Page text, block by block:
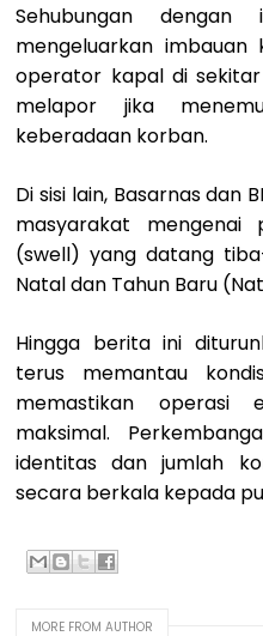
Sehubungan
mengeluarkan
operator kapal di
melapor jika
keberadaan korban.
Di sisi lain, Basarnas dan
masyarakat mengenai
(swell) yang datang
Natal dan Tahun Baru
Hingga berita ini
terus memantau
memastikan operasi
maksimal.
identitas dan jumlah
secara berkala kepada
MORE FROM AUTHOR